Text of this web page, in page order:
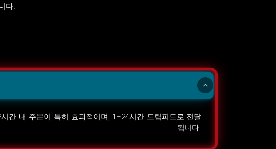
다.
간 내 주문이 특히 효과적이며, 1–24시간 드립피드로 전달
됩니다.